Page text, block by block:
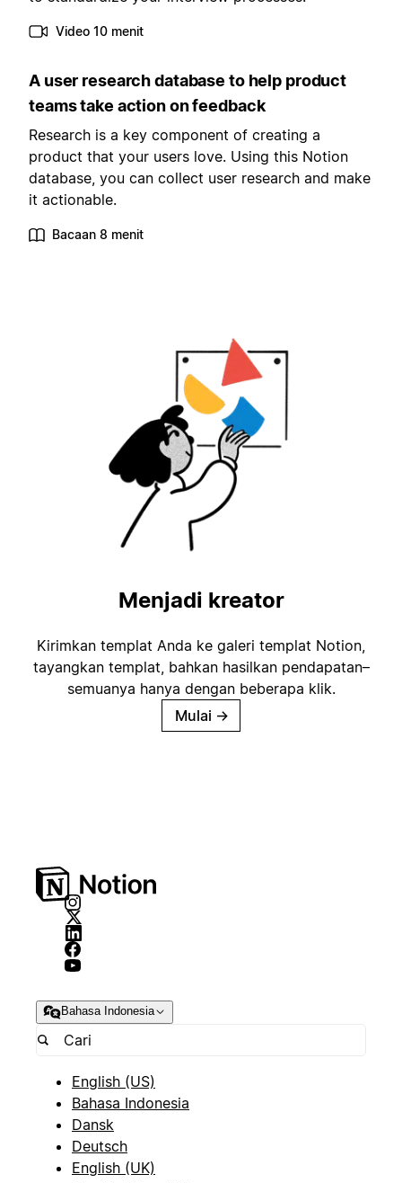
Video 10 menit
A user research database to help product
teams take action on feedback
Research is a key component of creating a
product that your users love. Using this Notion
database, you can collect user research and make
it actionable.
Bacaan 8 menit
Menjadi kreator
Kirimkan templat Anda ke galeri templat Notion,
tayangkan templat, bahkan hasilkan pendapatan–
semuanya hanya dengan beberapa klik.
Mulai →
Bahasa Indonesia
English (US)
Bahasa Indonesia
Dansk
Deutsch
English (UK)